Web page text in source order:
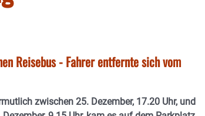
Reisebus - Fahrer entfernte sich vom
zwischen 25. Dezember, 17.20 Uhr, und